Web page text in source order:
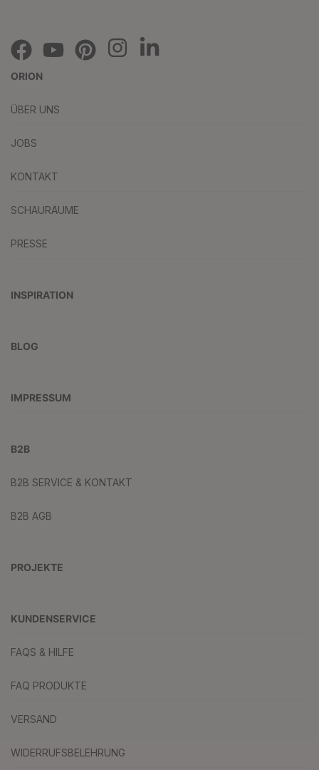
ORION
ÜBER UNS
JOBS
KONTAKT
SCHAURÄUME
PRESSE
INSPIRATION
BLOG
IMPRESSUM
B2B
B2B SERVICE & KONTAKT
B2B AGB
PROJEKTE
KUNDENSERVICE
FAQS & HILFE
FAQ PRODUKTE
VERSAND
WIDERRUFSBELEHRUNG